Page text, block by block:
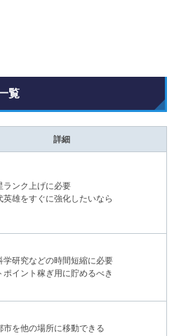
覧
詳細
ランク上げに必要
英雄をすぐに強化したいなら
学研究などの時間短縮に必要
ポイント稼ぎ用に貯めるべき
市を他の場所に移動できる